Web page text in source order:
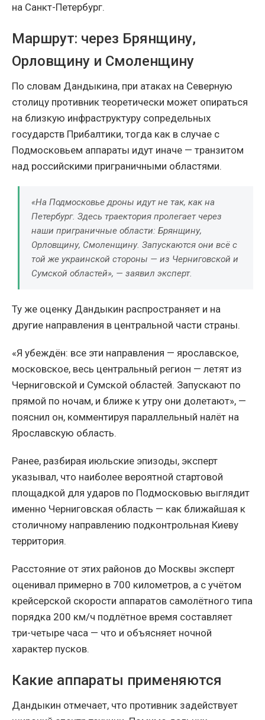
на Санкт-Петербург.
Маршрут: через Брянщину,
Орловщину и Смоленщину
По словам Дандыкина, при атаках на Северную
столицу противник теоретически может опираться
на близкую инфраструктуру сопредельных
государств Прибалтики, тогда как в случае с
Подмосковьем аппараты идут иначе — транзитом
над российскими приграничными областями.
«На Подмосковье дроны идут не так, как на
Петербург. Здесь траектория пролегает через
наши приграничные области: Брянщину,
Орловщину, Смоленщину. Запускаются они всё с
той же украинской стороны — из Черниговской и
Сумской областей», — заявил эксперт.
Ту же оценку Дандыкин распространяет и на
другие направления в центральной части страны.
«Я убеждён: все эти направления — ярославское,
московское, весь центральный регион — летят из
Черниговской и Сумской областей. Запускают по
прямой по ночам, и ближе к утру они долетают», —
пояснил он, комментируя параллельный налёт на
Ярославскую область.
Ранее, разбирая июльские эпизоды, эксперт
указывал, что наиболее вероятной стартовой
площадкой для ударов по Подмосковью выглядит
именно Черниговская область — как ближайшая к
столичному направлению подконтрольная Киеву
территория.
Расстояние от этих районов до Москвы эксперт
оценивал примерно в 700 километров, а с учётом
крейсерской скорости аппаратов самолётного типа
порядка 200 км/ч подлётное время составляет
три-четыре часа — что и объясняет ночной
характер пусков.
Какие аппараты применяются
Дандыкин отмечает, что противник задействует